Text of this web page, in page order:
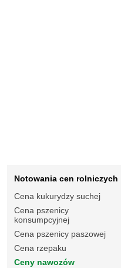
Notowania cen rolniczych
Cena kukurydzy suchej
Cena pszenicy
konsumpcyjnej
Cena pszenicy paszowej
Cena rzepaku
Ceny nawozów